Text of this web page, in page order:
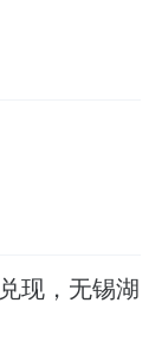
现，无锡湖